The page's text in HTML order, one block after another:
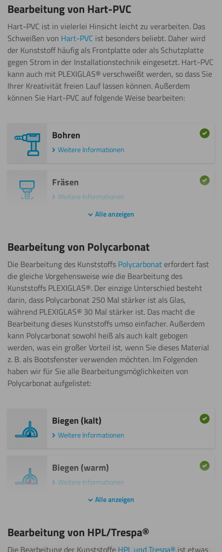
Polieren
Weitere Informationen
Sägen
(Kreissäge)
Weitere Informationen
Sägen
(Stichsäge)
Beschriften
Beschichten
Biegen
(kalt)
Schneiden
Schweißen
Wasserstrahl
schneiden
Weitere Informationen
Malen
Weitere Informationen
Sägen
(Kreissäge)
Sägen
(Stichsäge)
Schneiden
Weitere Informationen
Wasserstrahl
schneiden
Weitere Informationen
Beschriften
Biegen
(warm)
Lasern
Bearbeitung von Hart-PVC
Hart-PVC ist in vielerlei Hinsicht leicht zu verarbeiten. Das
Schweißen von Hart-PVC ist besonders beliebt. Daher wird
der Kunststoff häufig als Frontplatte oder als Schutzplatte
gegen Strom in der Installationstechnik eingesetzt. Hart-PVC
kann auch mit PLEXIGLAS® verschweißt werden, so dass Sie
Ihrer Kreativität freien Lauf lassen können. Außerdem
können Sie Hart-PVC auf folgende Weise bearbeiten:
Bohren
Weitere Informationen
Fräsen
Weitere Informationen
Weitere Informationen
Sägen
(Kreissäge)
Weitere Informationen
Sägen
(Stichsäge)
Weitere Informationen
Wasserstrahl
Weitere Informationen
Schneiden
Alle anzeigen
Bearbeitung von Polycarbonat
Die Bearbeitung des Kunststoffs Polycarbonat erfordert fast
die gleiche Vorgehensweise wie die Bearbeitung des
Kunststoffs PLEXIGLAS®. Der einzige Unterschied besteht
darin, dass Polycarbonat 250 Mal stärker ist als Glas,
während PLEXIGLAS® 30 Mal stärker ist. Das macht die
Bearbeitung dieses Kunststoffs umso einfacher. Außerdem
kann Polycarbonat sowohl heiß als auch kalt gebogen
werden, was ein großer Vorteil ist, wenn Sie dieses Material
z. B. als Bootsfenster verwenden möchten. Im Folgenden
haben wir für Sie alle Bearbeitungsmöglichkeiten von
Polycarbonat aufgelistet:
Biegen (kalt)
Weitere Informationen
Biegen (warm)
Weitere Informationen
Weitere Informationen
Alle anzeigen
Bearbeitung von HPL/Trespa®
Die Bearbeitung der Kunststoffe HPL und Trespa® ist etwas